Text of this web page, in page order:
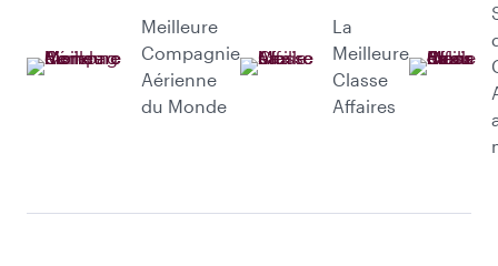
Meilleure
Compagnie
Aérienne
du Monde
La
Meilleure
Classe
Affaires